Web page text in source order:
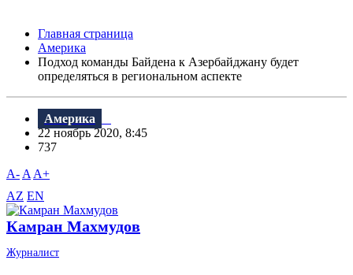
Главная страница
Америка
Подход команды Байдена к Азербайджану будет
определяться в региональном аспекте
Америка
22 ноябрь 2020, 8:45
737
A- A A+
AZ EN
Камран Махмудов
Журналист